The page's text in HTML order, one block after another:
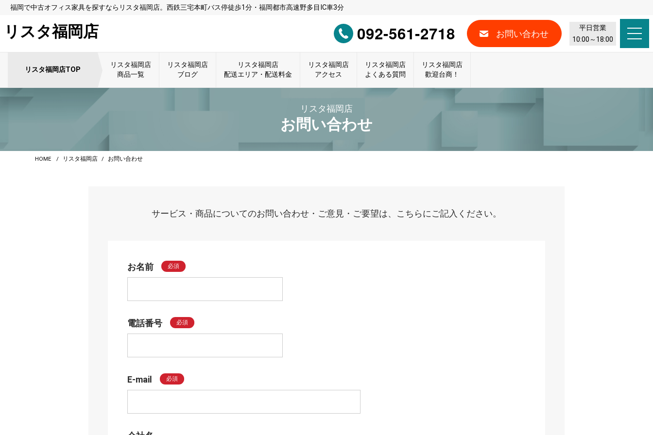
福岡で中古オフィス家具を探すならリスタ福岡店。西鉄三宅本町バス停徒歩1分・福岡都市高速野多目IC車3分
リスタ福岡店 092-561-2718 お問い合わせ
平日営業
10:00～18:00
リスタ福岡店TOP
リスタ福岡店
商品一覧
リスタ福岡店
ブログ
リスタ福岡店
配送エリア・配送料金
リスタ福岡店
アクセス
リスタ福岡店
よくある質問
リスタ福岡店
歡迎台商！
リスタ福岡店
お問い合わせ
HOME リスタ福岡店 お問い合わせ
サービス・商品についてのお問い合わせ・ご意見・ご要望は、こちらにご記入ください。
お名前 必須
電話番号 必須
E-mail 必須